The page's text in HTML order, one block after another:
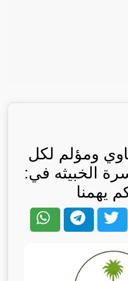
ومؤلم لكل
الخبيثه في:
يهمنا